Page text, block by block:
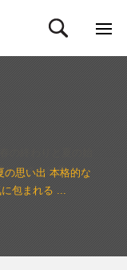
思い出 本格的な
包まれる ...
しはさらに長く